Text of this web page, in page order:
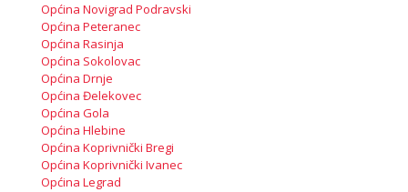
Općina Novigrad Podravski
Općina Peteranec
Općina Rasinja
Općina Sokolovac
Općina Drnje
Općina Đelekovec
Općina Gola
Općina Hlebine
Općina Koprivnički Bregi
Općina Koprivnički Ivanec
Općina Legrad